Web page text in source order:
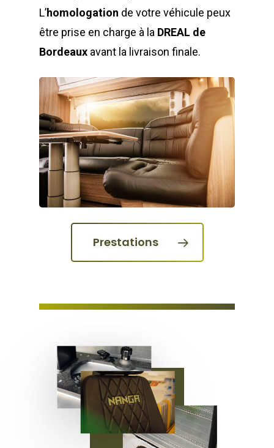
L’homologation de votre véhicule peux
être prise en charge à la DREAL de
Bordeaux avant la livraison finale.
Prestations